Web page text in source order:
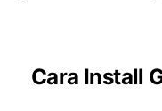
Cara Install